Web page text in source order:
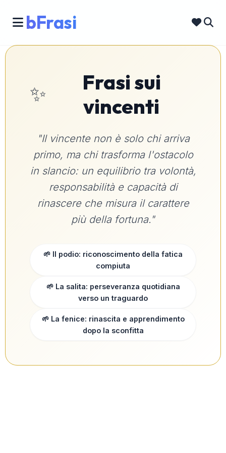
bFrasi
✨
Frasi sui
vincenti
"Il vincente non è solo chi arriva
primo, ma chi trasforma l'ostacolo
in slancio: un equilibrio tra volontà,
responsabilità e capacità di
rinascere che misura il carattere
più della fortuna."
🌱 Il podio: riconoscimento della fatica
compiuta
🌱 La salita: perseveranza quotidiana
verso un traguardo
🌱 La fenice: rinascita e apprendimento
dopo la sconfitta